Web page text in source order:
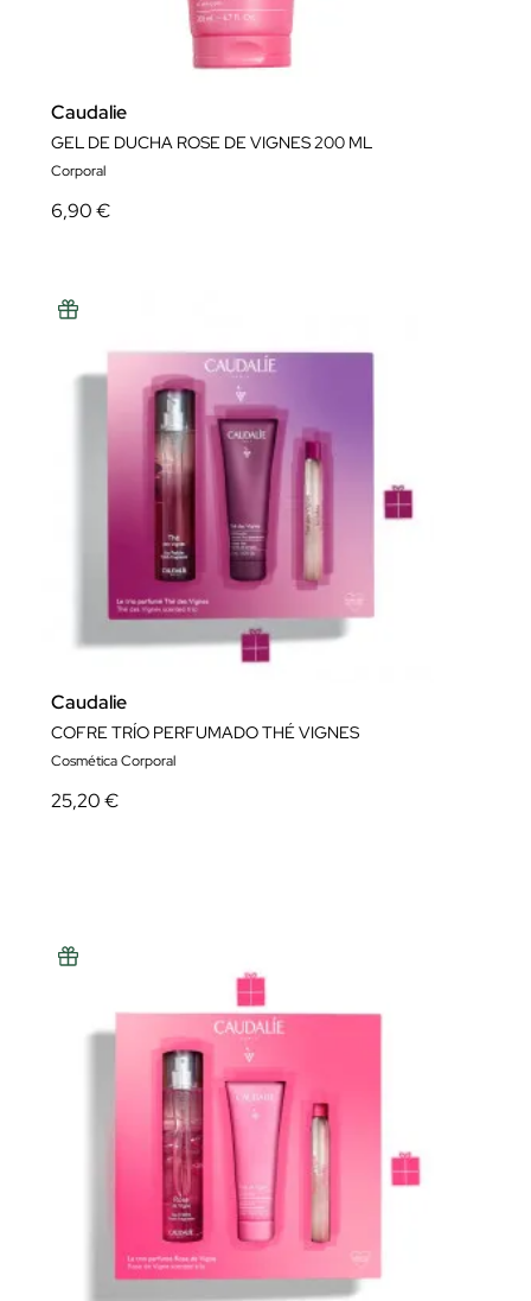
Caudalie
GEL DE DUCHA ROSE DE VIGNES 200 ML
Corporal
6,90 €
Caudalie
COFRE TRÍO PERFUMADO THÉ VIGNES
Cosmética Corporal
25,20 €